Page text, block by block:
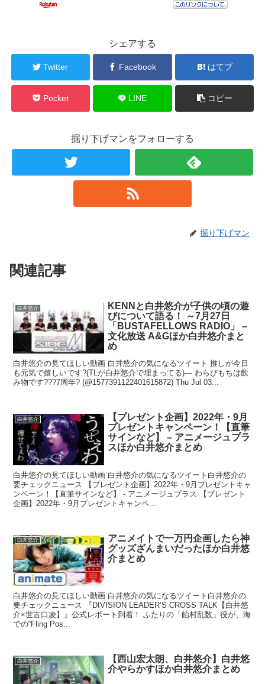
シェアする
Twitter Facebook はてブ
Pocket LINE コピー
掘り下げマンをフォローする
掘り下げマン
関連記事
白井悠介
KENNと白井悠介が子供の頃の遊
びについて語る！ ～7月27日
「BUSTAFELLOWS RADIO」 –
文化放送 A&Gほか白井悠介まと
め
白井悠介の見てほしい動画 白井悠介の気になるツイート 推しが今日
も元気で嬉しいです?(TLが白井悠介で埋まってる)— わらびもちは飲
み物です???7周年? (@1577391122401615872) Thu Jul 03...
白井悠介
【プレゼント企画】2022年・9月
プレゼントキャンペーン！【直筆
サインなど】 – アニメージュプラ
スほか白井悠介まとめ
白井悠介の見てほしい動画 白井悠介の気になるツイート白井悠介の
要チェックニュース 【プレゼント企画】2022年・9月プレゼントキャ
ンペーン！【直筆サインなど】 - アニメージュプラス 【プレゼント
企画】2022年・9月プレゼントキャンペ...
白井悠介
アニメイトで一万円企画したら神
グッズざんまいだったほか白井悠
介まとめ
白井悠介の見てほしい動画 白井悠介の気になるツイート白井悠介の
要チェックニュース 『DIVISION LEADER’S CROSS TALK【白井悠
介×世古口凌】』公式レポート到着！ ふたりの「飴村乱数」役が、海
での“Fling Pos...
白井悠介
【西山宏太朗、白井悠介】白井悠
介やらかすほか白井悠介まとめ